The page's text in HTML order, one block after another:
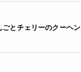
ごとチェリーのクーヘン